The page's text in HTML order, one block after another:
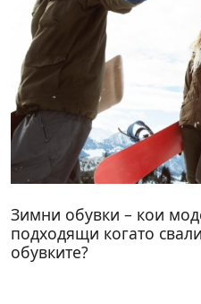
Зимни обувки – кои
подходящи когато
обувките?